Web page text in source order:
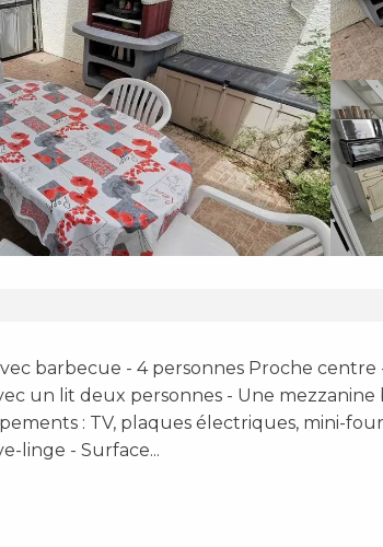
barbecue - 4 personnes Proche centre
un lit deux personnes - Une mezzanine
: TV, plaques électriques, mini-
linge - Surface...